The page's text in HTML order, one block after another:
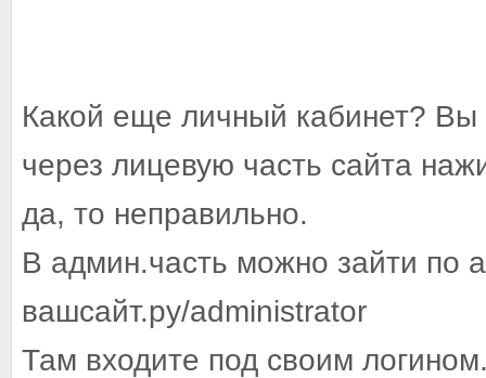
Какой еще личный кабинет? Вы
через лицевую часть сайта
да, то неправильно.
В админ.часть можно зайти по
вашсайт.ру/administrator
Там входите под своим